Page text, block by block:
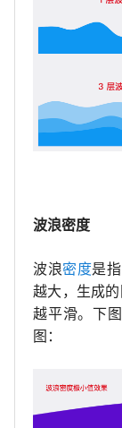
波浪密度
波浪密度是
越大，生成
越平滑。下
图：